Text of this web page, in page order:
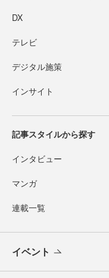
DX
テレビ
デジタル施策
インサイト
記事スタイルから探す
インタビュー
マンガ
連載一覧
イベント